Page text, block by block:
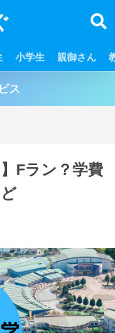
小学生 親御さん
ス
Fラン？学費